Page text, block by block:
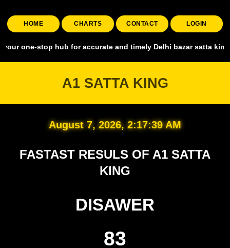
HOME CHARTS CONTACT LOGIN
hub for accurate and timely Delhi bazar satta king,
A1 SATTA KING
August 7, 2026, 2:17:40 AM
FASTAST RESULS OF A1 SATTA
KING
DISAWER
83